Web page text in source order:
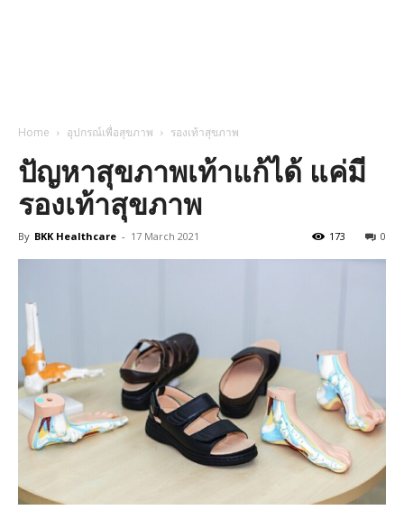
Home อุปกรณ์เพื่อสุขภาพ รองเท้าสุขภาพ
ปัญหาสุขภาพเท้าแก้ได้ แค่มี
รองเท้าสุขภาพ
By BKK Healthcare - 17 March 2021 0
173